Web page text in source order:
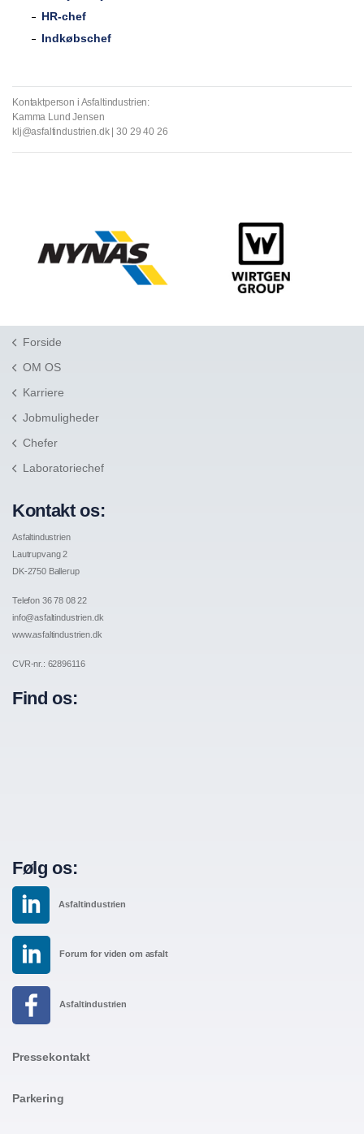
HR-chef
Indkøbschef
Kontaktperson i Asfaltindustrien:
Kamma Lund Jensen
klj@asfaltindustrien.dk | 30 29 40 26
Forside
OM OS
Karriere
Jobmuligheder
Chefer
Laboratoriechef
Kontakt os:
Asfaltindustrien
Lautrupvang 2
DK-2750 Ballerup
Telefon 36 78 08 22
info@asfaltindustrien.dk
www.asfaltindustrien.dk
CVR-nr.: 62896116
Find os:
Følg os:
Asfaltindustrien
Forum for viden om asfalt
Asfaltindustrien
Pressekontakt
Parkering